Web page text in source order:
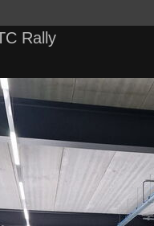
Rally